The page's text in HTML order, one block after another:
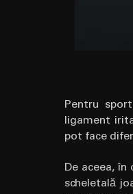
Pentru
ligament
pot face
De aceea,
scheletală